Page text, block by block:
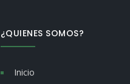
¿QUIENES SOMOS?
Inicio